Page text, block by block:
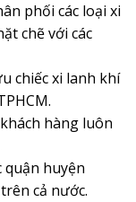
phối các loại xi
chẽ với các
chiếc xi lanh khí
hàng luôn
quận huyện
cả nước.